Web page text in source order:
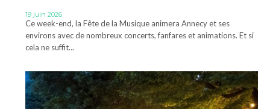
19 juin 2026
Ce week-end, la Fête de la Musique animera Annecy et ses
environs avec de nombreux concerts, fanfares et animations. Et si
cela ne suffit...